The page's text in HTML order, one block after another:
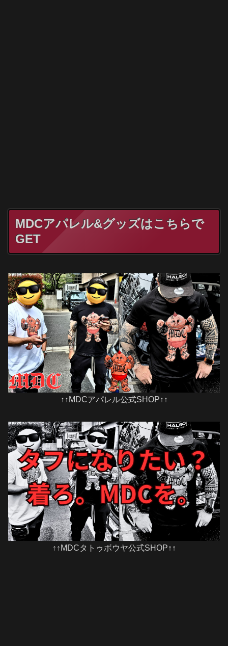
MDCアパレル&グッズはこちらで
GET
↑↑MDCアパレル公式SHOP↑↑
↑↑MDCタトゥボウヤ公式SHOP↑↑